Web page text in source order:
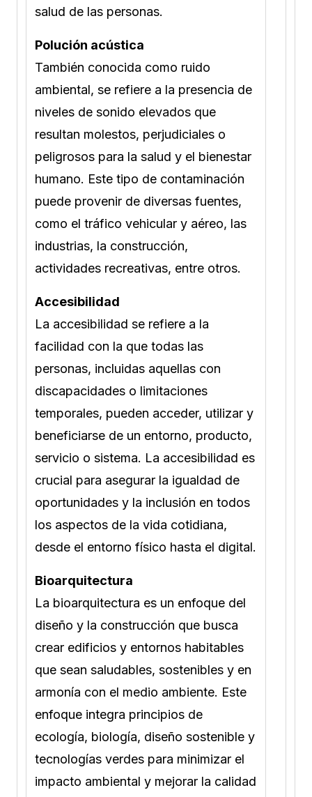
salud de las personas.
Polución acústica
También conocida como ruido
ambiental, se refiere a la presencia de
niveles de sonido elevados que
resultan molestos, perjudiciales o
peligrosos para la salud y el bienestar
humano. Este tipo de contaminación
puede provenir de diversas fuentes,
como el tráfico vehicular y aéreo, las
industrias, la construcción,
actividades recreativas, entre otros.
Accesibilidad
La accesibilidad se refiere a la
facilidad con la que todas las
personas, incluidas aquellas con
discapacidades o limitaciones
temporales, pueden acceder, utilizar y
beneficiarse de un entorno, producto,
servicio o sistema. La accesibilidad es
crucial para asegurar la igualdad de
oportunidades y la inclusión en todos
los aspectos de la vida cotidiana,
desde el entorno físico hasta el digital.
Bioarquitectura
La bioarquitectura es un enfoque del
diseño y la construcción que busca
crear edificios y entornos habitables
que sean saludables, sostenibles y en
armonía con el medio ambiente. Este
enfoque integra principios de
ecología, biología, diseño sostenible y
tecnologías verdes para minimizar el
impacto ambiental y mejorar la calidad